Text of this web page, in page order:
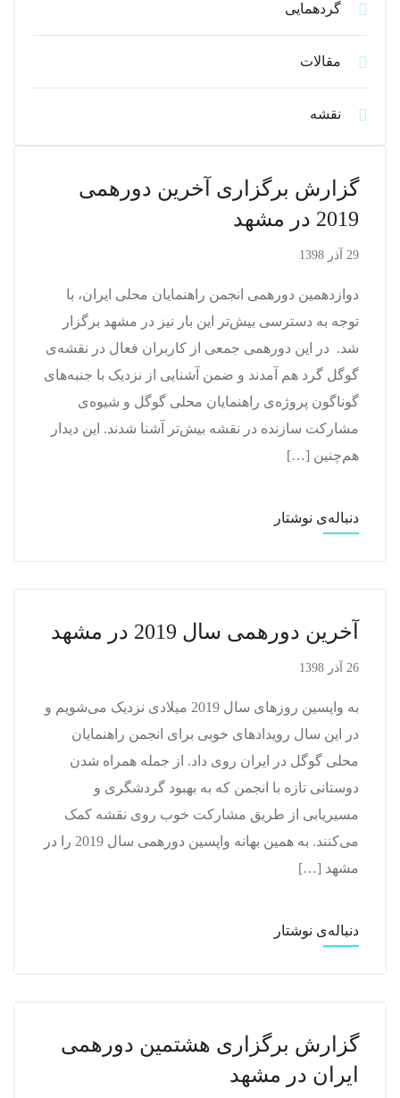
گردهمایی
مقالات
نقشه
گزارش برگزاری آخرین دورهمی
2019 در مشهد
29 آذر 1398
دوازدهمین دورهمی انجمن راهنمایان محلی ایران، با
توجه به دسترسی بیش‌تر این بار نیز در مشهد برگزار
شد. در این دورهمی جمعی از کاربران فعال در نقشه‌ی
گوگل گرد هم آمدند و ضمن آشنایی از نزدیک با جنبه‌های
گوناگون پروژه‌ی راهنمایان محلی گوگل و شیوه‌ی
مشارکت سازنده در نقشه بیش‌تر آشنا شدند. این دیدار
هم‌چنین […]
دنباله‌ی نوشتار
آخرین دورهمی سال 2019 در مشهد
26 آذر 1398
به واپسین روزهای سال 2019 میلادی نزدیک می‌شویم و
در این سال رویدادهای خوبی برای انجمن راهنمایان
محلی گوگل در ایران روی داد. از جمله همراه شدن
دوستانی تازه با انجمن که به بهبود گردشگری و
مسیریابی از طریق مشارکت خوب روی نقشه کمک
می‌کنند. به همین بهانه واپسین دورهمی سال 2019 را در
مشهد […]
دنباله‌ی نوشتار
گزارش برگزاری هشتمین دورهمی
ایران در مشهد